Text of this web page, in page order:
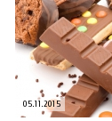
05.11.2015